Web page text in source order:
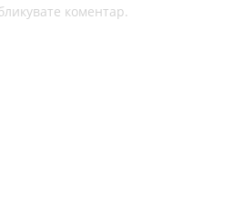
коментар.